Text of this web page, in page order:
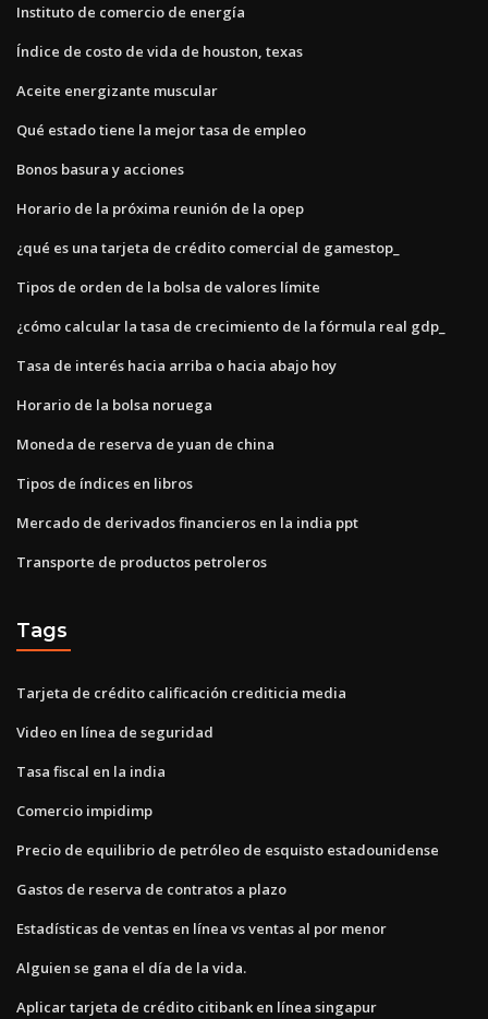
Instituto de comercio de energía
Índice de costo de vida de houston, texas
Aceite energizante muscular
Qué estado tiene la mejor tasa de empleo
Bonos basura y acciones
Horario de la próxima reunión de la opep
¿qué es una tarjeta de crédito comercial de gamestop_
Tipos de orden de la bolsa de valores límite
¿cómo calcular la tasa de crecimiento de la fórmula real gdp_
Tasa de interés hacia arriba o hacia abajo hoy
Horario de la bolsa noruega
Moneda de reserva de yuan de china
Tipos de índices en libros
Mercado de derivados financieros en la india ppt
Transporte de productos petroleros
Tags
Tarjeta de crédito calificación crediticia media
Video en línea de seguridad
Tasa fiscal en la india
Comercio impidimp
Precio de equilibrio de petróleo de esquisto estadounidense
Gastos de reserva de contratos a plazo
Estadísticas de ventas en línea vs ventas al por menor
Alguien se gana el día de la vida.
Aplicar tarjeta de crédito citibank en línea singapur